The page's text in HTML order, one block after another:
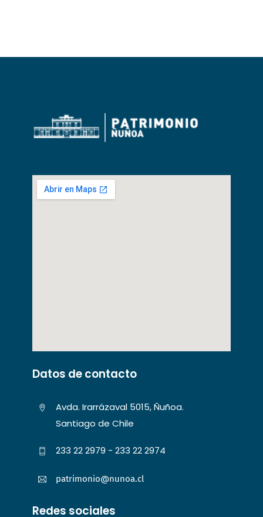
Datos de contacto
Avda. Irarrázaval 5015, Ñuñoa.
Santiago de Chile
233 22 2979 - 233 22 2974
patrimonio@nunoa.cl
Redes sociales